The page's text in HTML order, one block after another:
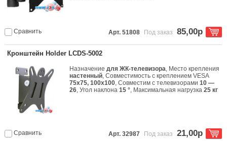
Сравнить Арт. 51808 Под заказ 85,00р
Кронштейн Holder LCDS-5002
Назначениедля ЖК-телевизора, Место крепления
настенный, Совместимость с креплением VESA
75x75, 100x100, Совместим с телевизорами10 —
26, Угол наклона15 °, Максимальная нагрузка25 кг
Сравнить Арт. 32987 Под заказ 21,00р